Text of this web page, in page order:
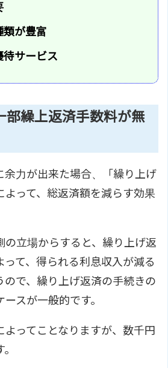
類が豊富
待サービス
部繰上返済手数料が無
余力が出来た場合、「繰り上げ
よって、総返済額を減らす効果
の立場からすると、繰り上げ返
って、得られる利息収入が減る
ので、繰り上げ返済の手続きの
スが一般的です。
よってことなりますが、数千円